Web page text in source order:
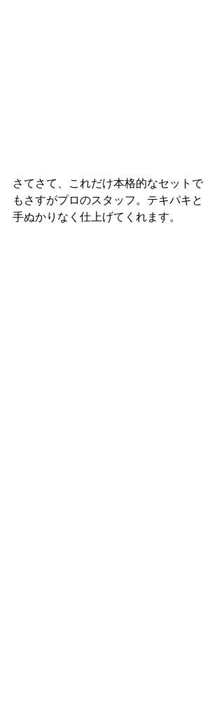
さてさて、これだけ本格的なセットで
もさすがプロのスタッフ。テキパキと
手ぬかりなく仕上げてくれます。